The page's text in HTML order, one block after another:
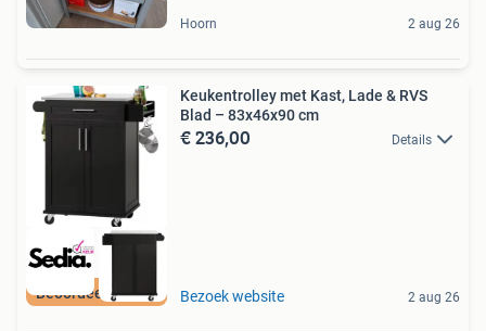
Hoorn 2 aug 26
Beoordeeld met 9+
Keukentrolley met Kast, Lade & RVS
Blad – 83x46x90 cm
€ 236,00 Details
Bezoek website 2 aug 26